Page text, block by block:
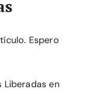
Espero
Liberadas en